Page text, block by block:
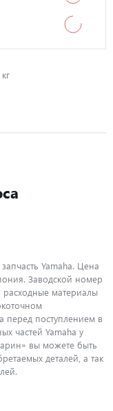
Yamaha. Цена
Заводской номер
расходные материалы
перед поступлением в
частей Yamaha у
вы можете быть
деталей, а так